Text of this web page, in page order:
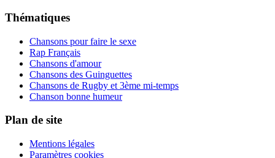
Thématiques
Chansons pour faire le sexe
Rap Français
Chansons d'amour
Chansons des Guinguettes
Chansons de Rugby et 3ème mi-temps
Chanson bonne humeur
Plan de site
Mentions légales
Paramètres cookies